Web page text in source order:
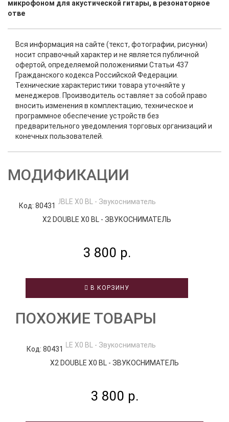
микрофоном для акустической гитары, в резонаторное
отве
Вся информация на сайте (текст, фотографии, рисунки)
носит справочный характер и не является публичной
офертой, определяемой положениями Статьи 437
Гражданского кодекса Российской Федерации.
Технические характеристики товара уточняйте у
менеджеров. Производитель оставляет за собой право
вносить изменения в комплектацию, техническое и
программное обеспечение устройств без
предварительного уведомления торговых организаций и
конечных пользователей.
МОДИФИКАЦИИ
Код: 80431
X2 DOUBLE X0 BL - ЗВУКОСНИМАТЕЛЬ
3 800 р.
В КОРЗИНУ
ПОХОЖИЕ ТОВАРЫ
Код: 80431
X2 DOUBLE X0 BL - ЗВУКОСНИМАТЕЛЬ
3 800 р.